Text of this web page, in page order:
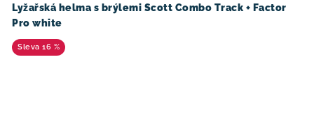
Lyžařská helma s brýlemi Scott Combo Track + Factor
Pro white
16 %